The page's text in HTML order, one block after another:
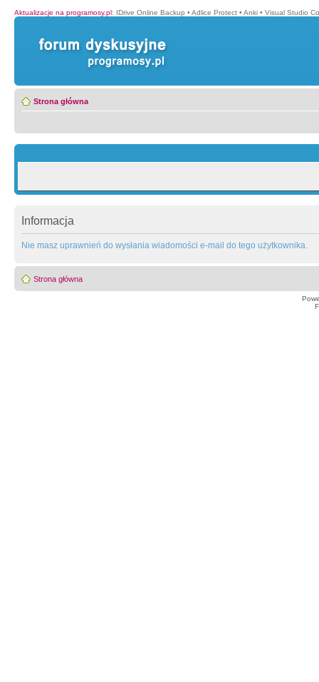
Aktualizacje na programosy.pl: IDrive Online Backup • Adlice Protect • Anki • Visual Studio
Strona główna
Informacja
Nie masz uprawnień do wysłania wiadomości e-mail do tego użytkownika.
Strona główna